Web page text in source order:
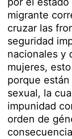
migrante
cruzar las
seguridad
nacionales y
mujeres,
porque
sexual, la
impunidad
orden de